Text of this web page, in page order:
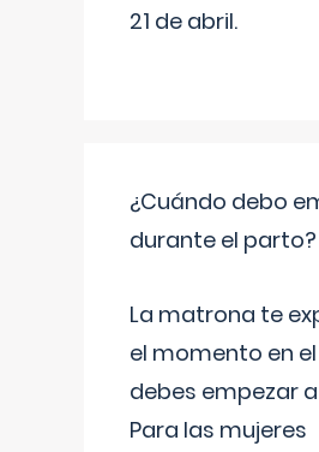
21 de abril.
¿Cuándo debo
durante el parto?
La matrona te
el momento en
debes empezar
Para las mujeres